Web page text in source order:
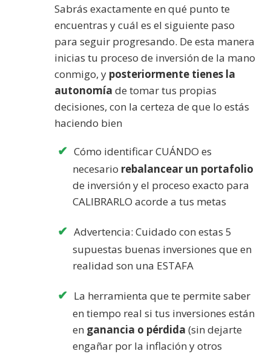
Sabrás exactamente en qué punto te
encuentras y cuál es el siguiente paso
para seguir progresando. De esta manera
inicias tu proceso de inversión de la mano
conmigo, y posteriormente tienes la
autonomía de tomar tus propias
decisiones, con la certeza de que lo estás
haciendo bien
Cómo identificar CUÁNDO es
necesario rebalancear un portafolio
de inversión y el proceso exacto para
CALIBRARLO acorde a tus metas
Advertencia: Cuidado con estas 5
supuestas buenas inversiones que en
realidad son una ESTAFA
La herramienta que te permite saber
en tiempo real si tus inversiones están
en ganancia o pérdida (sin dejarte
engañar por la inflación y otros